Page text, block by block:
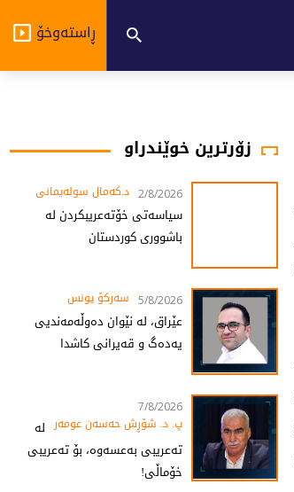
ڕاستەوخۆ
زۆرترین خوێندراو
2/8/2026 د.کەمال سولەیمانی
سیاسەتی خۆتەعریبکردن لە
باشووری کوردستان
5/8/2026 سەرکۆ یونس
عێراق، لە نێوان دەوڵەمەندیی
یەدەگ و قەیرانی کاشدا
7/8/2026
پ. د. شۆڕش حەسەن عومەر لە
تەعریبی بەعسەوە، بۆ تەعریبی
خۆماڵی!